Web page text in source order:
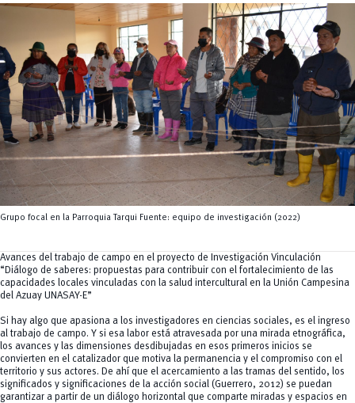
Propiedad intelectual
Grupo focal en la Parroquia Tarqui Fuente: equipo de investigación (2022)
Avances del trabajo de campo en el proyecto de Investigación Vinculación
“Diálogo de saberes: propuestas para contribuir con el fortalecimiento de las
capacidades locales vinculadas con la salud intercultural en la Unión Campesina
del Azuay UNASAY-E”
Si hay algo que apasiona a los investigadores en ciencias sociales, es el ingreso
al trabajo de campo. Y si esa labor está atravesada por una mirada etnográfica,
los avances y las dimensiones desdibujadas en esos primeros inicios se
convierten en el catalizador que motiva la permanencia y el compromiso con el
territorio y sus actores. De ahí que el acercamiento a las tramas del sentido, los
significados y significaciones de la acción social (Guerrero, 2012) se puedan
garantizar a partir de un diálogo horizontal que comparte miradas y espacios en